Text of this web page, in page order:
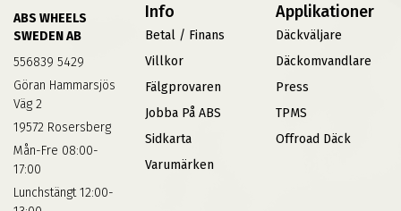
ABS WHEELS
SWEDEN AB
556839 5429
Göran Hammarsjös
Väg 2
19572 Rosersberg
Mån-Fre 08:00-
17:00
Lunchstängt 12:00-
Info
Betal / Finans
Villkor
Fälgprovaren
Jobba På ABS
Sidkarta
Varumärken
Applikationer
Däckväljare
Däckomvandlare
Press
TPMS
Offroad Däck